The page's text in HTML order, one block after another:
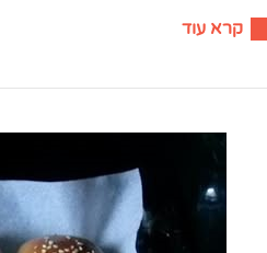
קרא עוד